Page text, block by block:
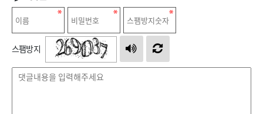
스팸방지